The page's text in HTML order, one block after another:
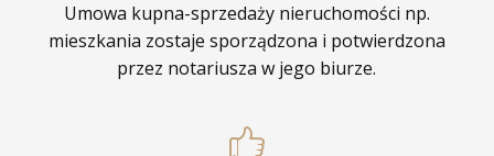
Umowa kupna-sprzedaży nieruchomości np.
mieszkania zostaje sporządzona i potwierdzona
przez notariusza w jego biurze.